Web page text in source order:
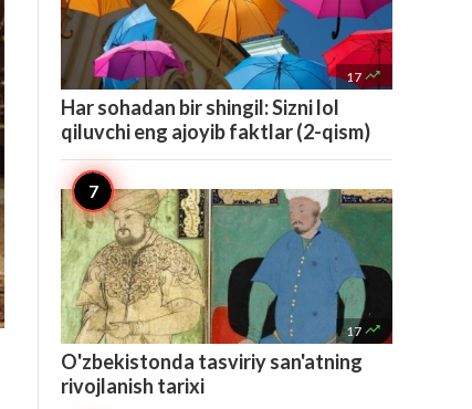
17 
Har sohadan bir shingil: Sizni lol
qiluvchi eng ajoyib faktlar (2-qism)
17 
O'zbekistonda tasviriy san'atning
rivojlanish tarixi